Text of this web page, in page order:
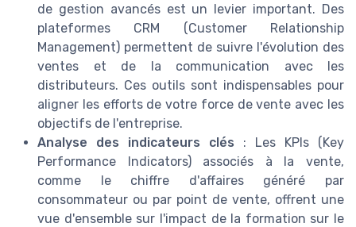
de gestion avancés est un levier important. Des
plateformes CRM (Customer Relationship
Management) permettent de suivre l'évolution des
ventes et de la communication avec les
distributeurs. Ces outils sont indispensables pour
aligner les efforts de votre force de vente avec les
objectifs de l'entreprise.
Analyse des indicateurs clés : Les KPIs (Key
Performance Indicators) associés à la vente,
comme le chiffre d'affaires généré par
consommateur ou par point de vente, offrent une
vue d'ensemble sur l'impact de la formation sur le